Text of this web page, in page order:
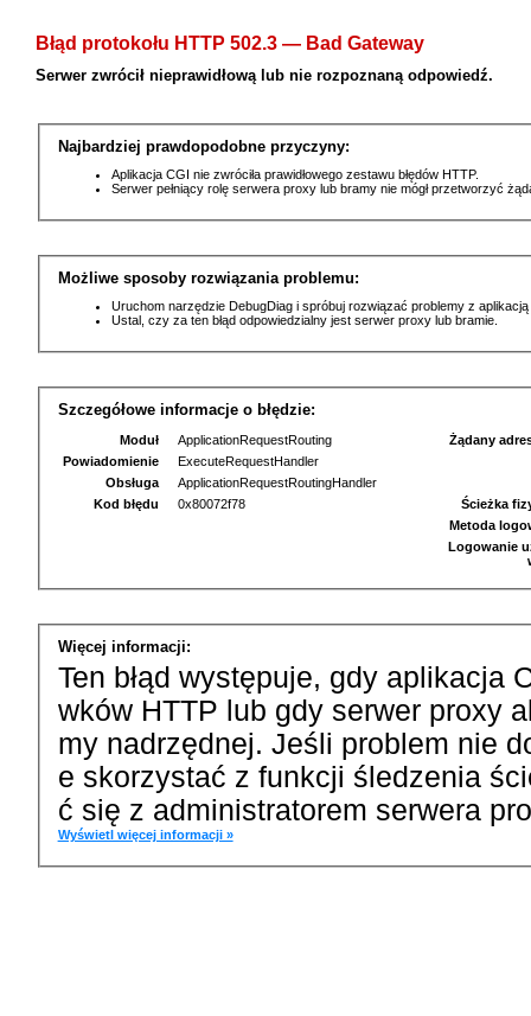
Błąd protokołu HTTP 502.3 — Bad Gateway
Serwer zwrócił nieprawidłową lub nie rozpoznaną odpowiedź.
Najbardziej prawdopodobne przyczyny:
Aplikacja CGI nie zwróciła prawidłowego zestawu błędów HTTP.
Serwer pełniący rolę serwera proxy lub bramy nie mógł przetworzyć
Możliwe sposoby rozwiązania problemu:
Uruchom narzędzie DebugDiag i spróbuj rozwiązać problemy z
Ustal, czy za ten błąd odpowiedzialny jest serwer proxy lub bramie.
Szczegółowe informacje o błędzie:
Moduł
ApplicationRequestRouting
Powiadomienie
ExecuteRequestHandler
Obsługa
ApplicationRequestRoutingHandler
Kod błędu
0x80072f78
Żądany
Ścieżka
Metoda
Logowanie
Więcej informacji:
Ten błąd występuje, gdy aplikacja
wków HTTP lub gdy serwer proxy
my nadrzędnej. Jeśli problem nie
e skorzystać z funkcji śledzenia
ć się z administratorem serwera
Wyświetl więcej informacji »